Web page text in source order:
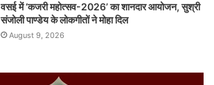
वसई में ‘कजरी महोत्सव-2026’ का शानदार आयोजन, सुश्री
संजोली पाण्डेय के लोकगीतों ने मोहा दिल
August 9, 2026